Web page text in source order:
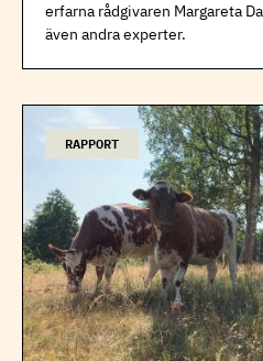
erfarna rådgivaren Margareta
även andra experter.
RAPPORT